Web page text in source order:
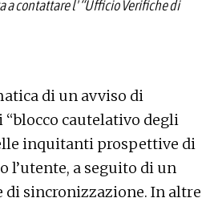
a contattare l' “Ufficio Verifiche di
di un avviso di
“blocco cautelativo degli
inquitanti prospettive di
l’utente, a seguito di un
sincronizzazione. In altre